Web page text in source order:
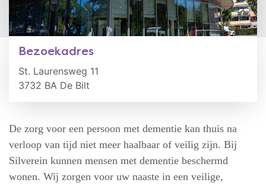
Bezoekadres
St. Laurensweg 11
3732 BA De Bilt
De zorg voor een persoon met dementie kan thuis na
verloop van tijd niet meer haalbaar of veilig zijn. Bij
Silverein kunnen mensen met dementie beschermd
wonen. Wij zorgen voor uw naaste in een veilige,